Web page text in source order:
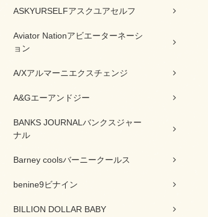
ASKYURSELFアスクユアセルフ
Aviator Nationアビエーターネーシ
ョン
A/Xアルマーニエクスチェンジ
A&Gエーアンドジー
BANKS JOURNALバンクスジャー
ナル
Barney coolsバーニークールス
benine9ビナイン
BILLION DOLLAR BABY